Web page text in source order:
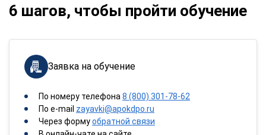
6 шагов, чтобы пройти обучение
Заявка на обучение
По номеру телефона 8 (800) 301-78-62
По e-mail zayavki@apokdpo.ru
Через формуобратной связи